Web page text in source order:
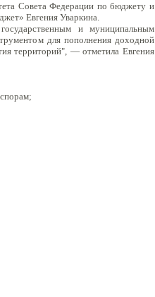
Совета Федерации по бюджету и
Евгения Уваркина.
и муниципальным
для пополнения доходной
территорий", — отметила Евгения